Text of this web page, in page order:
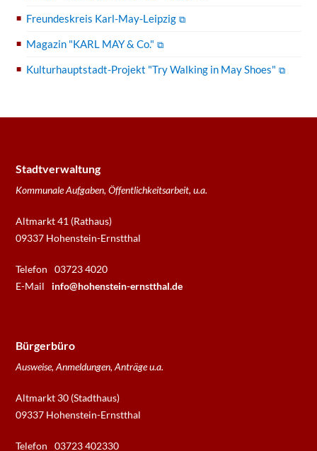
Freundeskreis Karl-May-Leipzig
Magazin "KARL MAY & Co."
Kulturhauptstadt-Projekt "Try Walking in May Shoes"
Stadtverwaltung
Kommunale Aufgaben, Öffentlichkeitsarbeit, u.a.
Altmarkt 41 (Rathaus)
09337 Hohenstein-Ernstthal
Telefon
03723 4020
E-Mail
info@hohenstein-ernstthal.de
Bürgerbüro
Ausweise, Anmeldungen, Anträge u.a.
Altmarkt 30 (Stadthaus)
09337 Hohenstein-Ernstthal
Telefon
03723 402330